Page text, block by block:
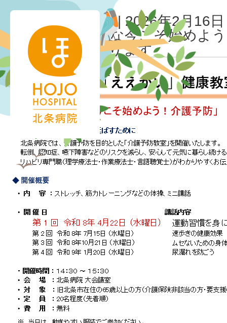
ええがい
北条病院様管理用 | 2026年2月16日
←
Return to 元気な今こそ始めよ
健康教室❞はじまります